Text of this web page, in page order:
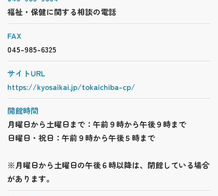
福祉・保健に関する相談の電話
FAX
045-985-6325
サイトURL
https://kyosaikai.jp/tokaichiba-cp/
開館時間
月曜日から土曜日まで：午前９時から午後９時まで
日曜日・祝日：午前９時から午後５時まで
※月曜日から土曜日の午後６時以降は、閉館している場合
があります。